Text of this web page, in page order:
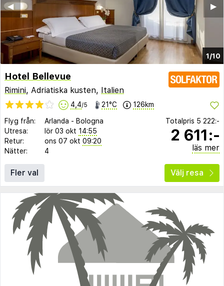
1/10
▶︎
◀︎
Hotel Bellevue
Rimini, Adriatiska kusten, Italien
4,4/5 21°C 126km
Flyg från: Arlanda - Bologna
Utresa:
lör 03 okt 14:55
Retur:
ons 07 okt 09:20
Nätter:
4
Totalpris 5 222:-
2 611:-
läs mer
Fler val Välj resa